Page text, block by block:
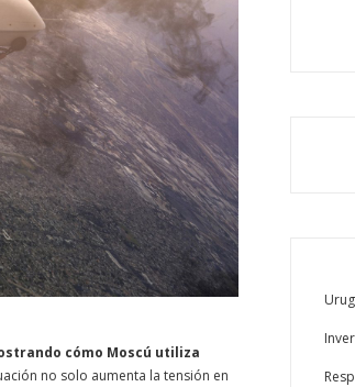
cómo Moscú utiliza
no solo aumenta la tensión en